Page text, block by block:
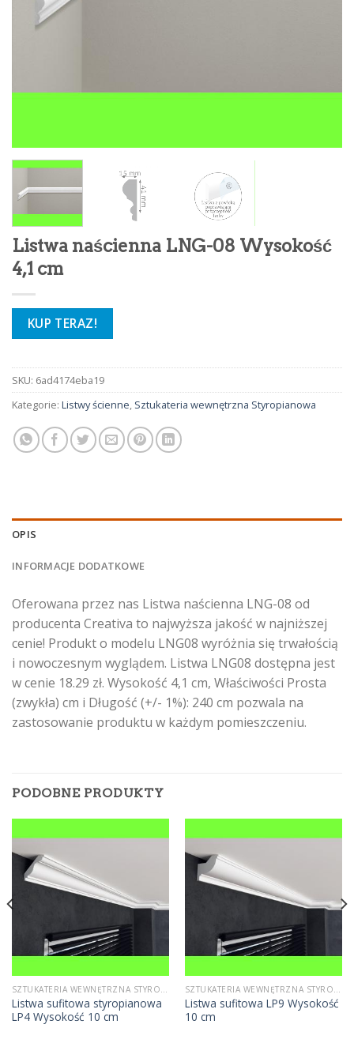
Listwa naścienna LNG-08 Wysokość
4,1 cm
KUP TERAZ!
SKU: 6ad4174eba19
Kategorie: Listwy ścienne, Sztukateria wewnętrzna Styropianowa
OPIS
INFORMACJE DODATKOWE
Oferowana przez nas Listwa naścienna LNG-08 od
producenta Creativa to najwyższa jakość w najniższej
cenie! Produkt o modelu LNG08 wyróżnia się trwałością
i nowoczesnym wyglądem. Listwa LNG08 dostępna jest
w cenie 18.29 zł. Wysokość 4,1 cm, Właściwości Prosta
(zwykła) cm i Długość (+/- 1%): 240 cm pozwala na
zastosowanie produktu w każdym pomieszczeniu.
PODOBNE PRODUKTY
SZTUKATERIA WEWNĘTRZNA STYROPIANOWA
Listwa sufitowa styropianowa
LP4 Wysokość 10 cm
SZTUKATERIA WEWNĘTRZNA STYROPIANOWA
Listwa sufitowa LP9 Wysokość
10 cm